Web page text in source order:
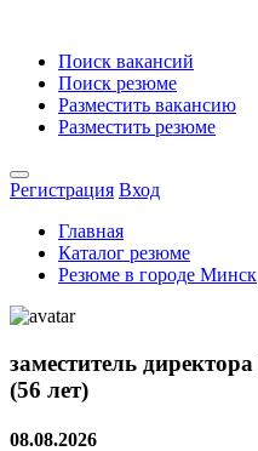
Поиск вакансий
Поиск резюме
Разместить вакансию
Разместить резюме
Регистрация Вход
Главная
Каталог резюме
Резюме в городе Минск
заместитель директора
(56 лет)
08.08.2026